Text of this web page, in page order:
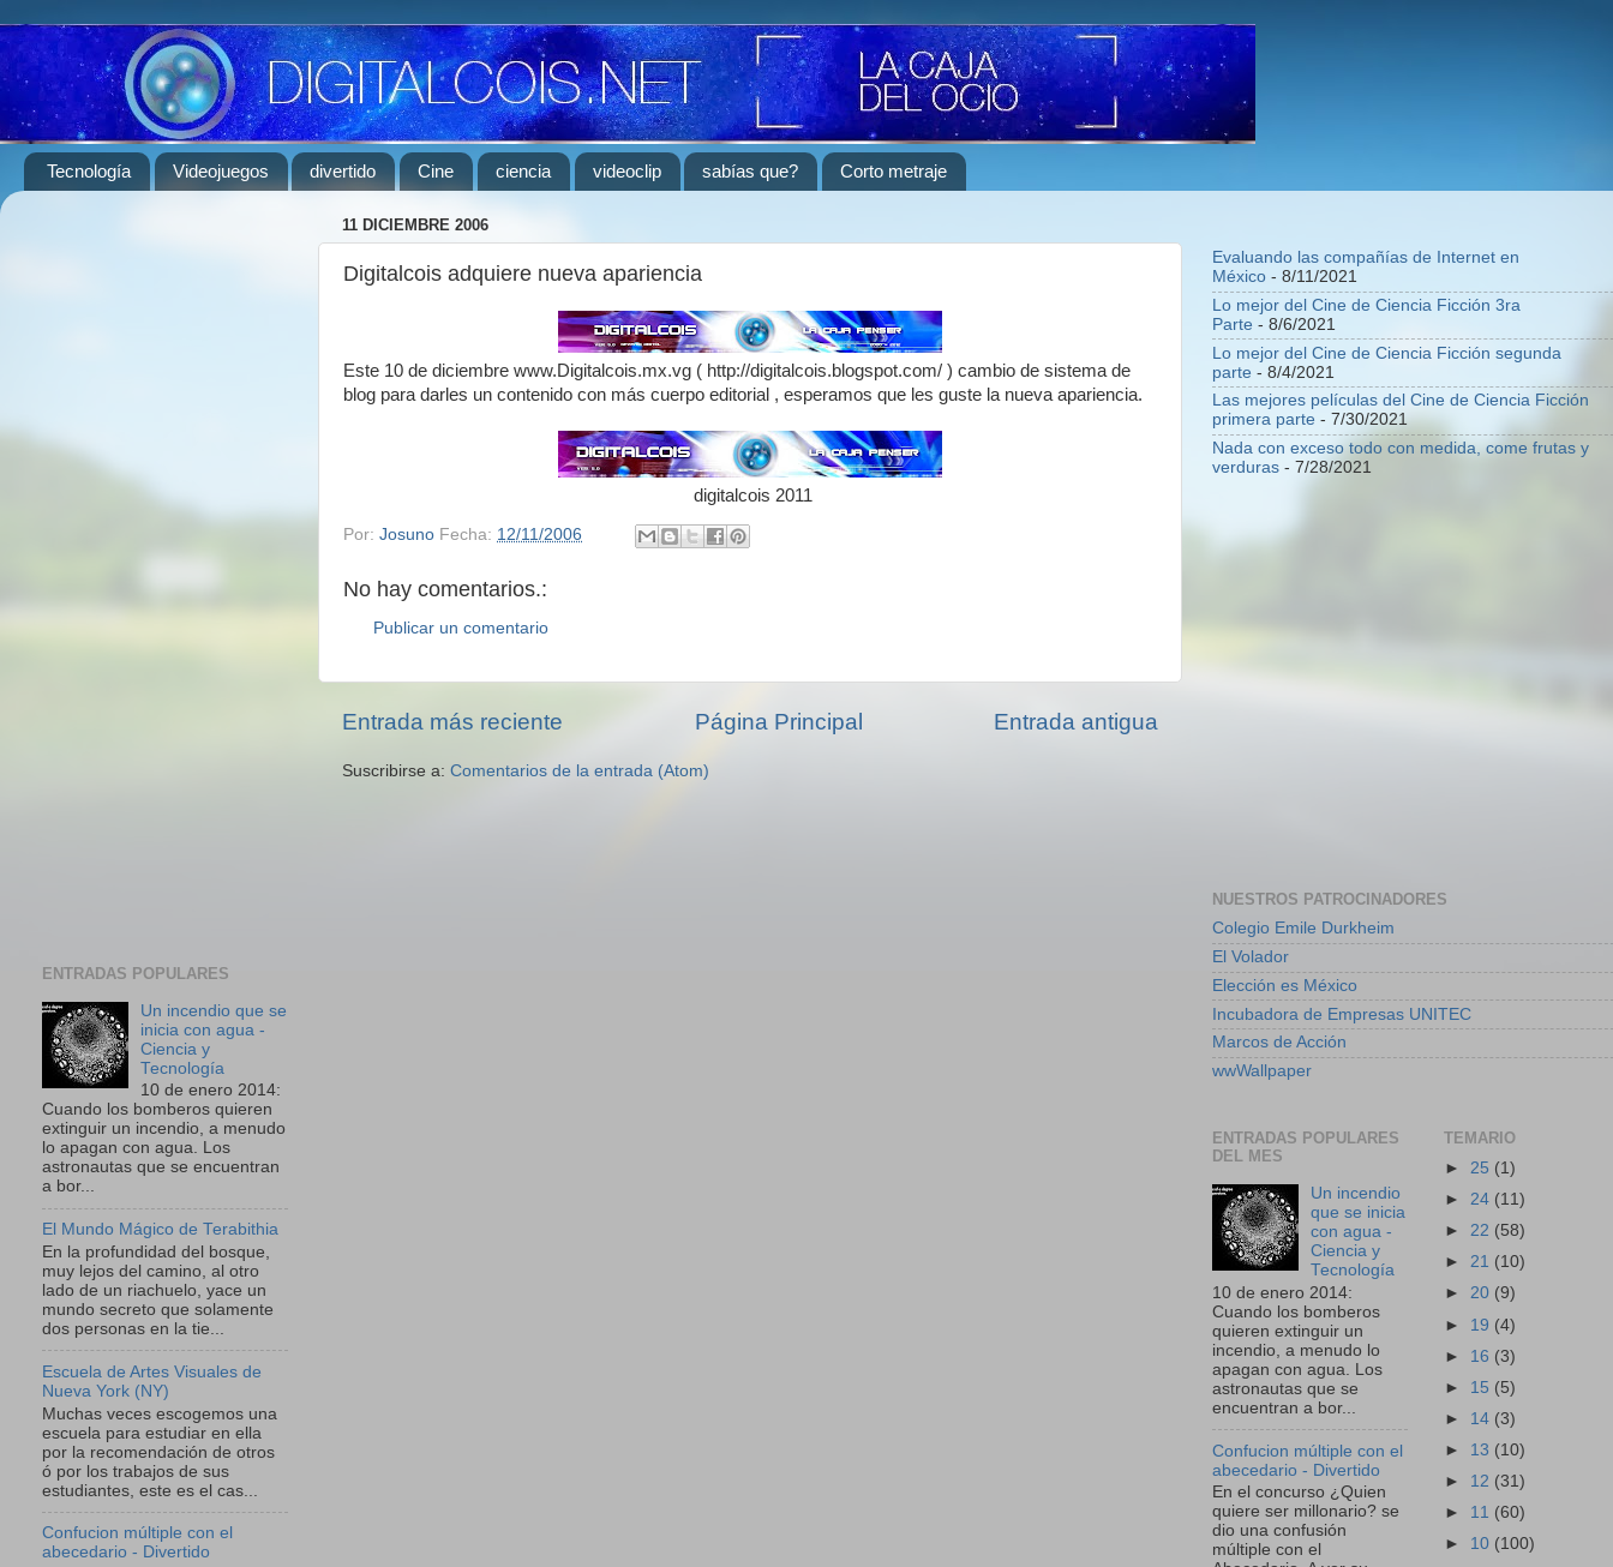
Tecnología Videojuegos divertido Cine ciencia videoclip sabías que? Corto metraje
11 DICIEMBRE 2006
Digitalcois adquiere nueva apariencia
Este 10 de diciembre www.Digitalcois.mx.vg ( http://digitalcois.blogspot.com/ ) cambio de sistema de
blog para darles un contenido con más cuerpo editorial , esperamos que les guste la nueva apariencia.
digitalcois 2011
Por: Josuno Fecha: 12/11/2006
No hay comentarios.:
Publicar un comentario
Entrada más reciente Entrada antigua
Página Principal
Suscribirse a: Comentarios de la entrada (Atom)
ENTRADAS POPULARES
Un incendio que se
inicia con agua -
Ciencia y
Tecnología
10 de enero 2014:
Cuando los bomberos quieren
extinguir un incendio, a menudo
lo apagan con agua. Los
astronautas que se encuentran
a bor...
El Mundo Mágico de Terabithia
En la profundidad del bosque,
muy lejos del camino, al otro
lado de un riachuelo, yace un
mundo secreto que solamente
dos personas en la tie...
Escuela de Artes Visuales de
Nueva York (NY)
Muchas veces escogemos una
escuela para estudiar en ella
por la recomendación de otros
ó por los trabajos de sus
estudiantes, este es el cas...
Confucion múltiple con el
abecedario - Divertido
Evaluando las compañías de Internet en
México - 8/11/2021
Lo mejor del Cine de Ciencia Ficción 3ra
Parte - 8/6/2021
Lo mejor del Cine de Ciencia Ficción segunda
parte - 8/4/2021
Las mejores películas del Cine de Ciencia Ficción
primera parte - 7/30/2021
Nada con exceso todo con medida, come frutas y
verduras - 7/28/2021
NUESTROS PATROCINADORES
Colegio Emile Durkheim
El Volador
Elección es México
Incubadora de Empresas UNITEC
Marcos de Acción
wwWallpaper
ENTRADAS POPULARES
DEL MES
Un incendio
que se inicia
con agua -
Ciencia y
Tecnología
10 de enero 2014:
Cuando los bomberos
quieren extinguir un
incendio, a menudo lo
apagan con agua. Los
astronautas que se
encuentran a bor...
Confucion múltiple con el
abecedario - Divertido
En el concurso ¿Quien
quiere ser millonario? se
dio una confusión
múltiple con el
TEMARIO
► 25 (1)
► 24 (11)
► 22 (58)
► 21 (10)
► 20 (9)
► 19 (4)
► 16 (3)
► 15 (5)
► 14 (3)
► 13 (10)
► 12 (31)
► 11 (60)
► 10 (100)